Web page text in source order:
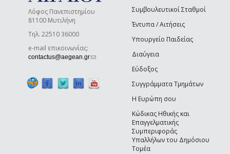
Λόφος Πανεπιστημίου
81100 Μυτιλήνη
Τηλ. 22510 36000
e-mail επικοινωνίας:
contactus@aegean.gr(link sends e-mail)
Συμβουλευτικοί Σταθμοί
Έντυπα / Αιτήσεις
Υπουργείο Παιδείας
Διαύγεια
Εύδοξος
Συγγράμματα Τμημάτων
Η Ευρώπη σου
Κώδικας Ηθικής και
Επαγγελματικής
Συμπεριφοράς
Υπαλλήλων του Δημόσιου
Τομέα